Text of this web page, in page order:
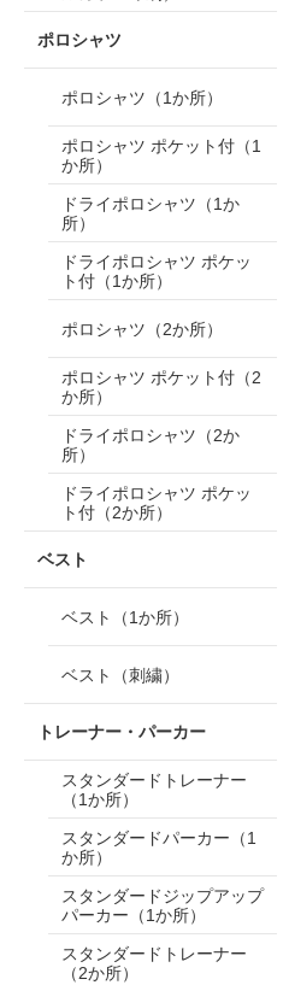
ポロシャツ
ポロシャツ（1か所）
ポロシャツ ポケット付（1
か所）
ドライポロシャツ（1か
所）
ドライポロシャツ ポケッ
ト付（1か所）
ポロシャツ（2か所）
ポロシャツ ポケット付（2
か所）
ドライポロシャツ（2か
所）
ドライポロシャツ ポケッ
ト付（2か所）
ベスト
ベスト（1か所）
ベスト（刺繍）
トレーナー・パーカー
スタンダードトレーナー
（1か所）
スタンダードパーカー（1
か所）
スタンダードジップアップ
パーカー（1か所）
スタンダードトレーナー
（2か所）